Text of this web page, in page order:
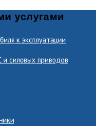
услугами
к эксплуатации
силовых приводов